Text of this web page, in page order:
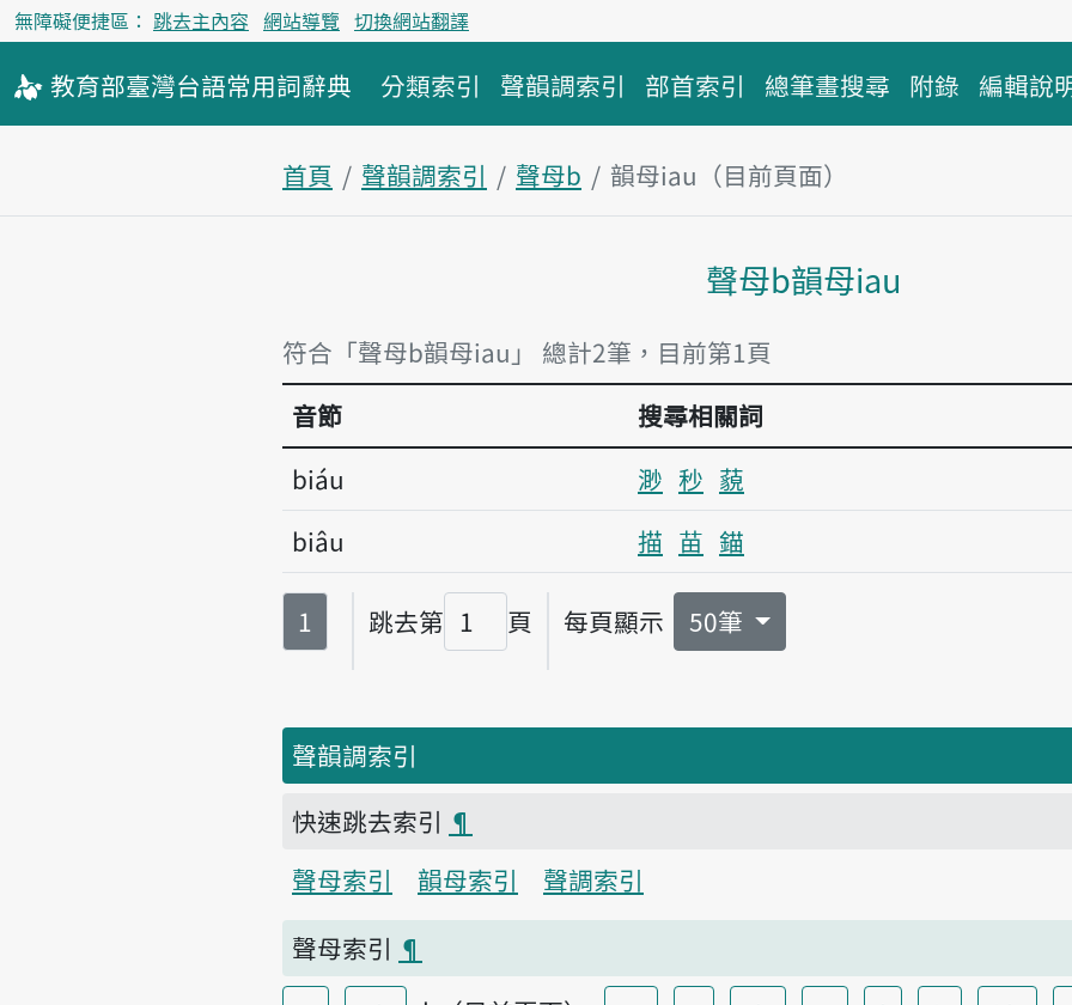
無障礙便捷區： 跳去主內容 網站導覽 切換網站翻譯
教育部臺灣台語常用詞辭典 分類索引 聲韻調索引 部首索引 總筆畫搜尋 附錄 編輯說
首頁 聲韻調索引 聲母b
韻母iau（目前頁面）
聲母b韻母iau
符合「聲母b韻母iau」 總計2筆，目前第1頁
音節
搜尋相關詞
biáu
渺 秒 藐
biâu
描 苗 錨
第
1 跳去第
頁碼
頁 每頁顯示 50筆
聲韻調索引
快速跳去索引 ¶
聲母索引
韻母索引
聲調索引
聲母索引 ¶